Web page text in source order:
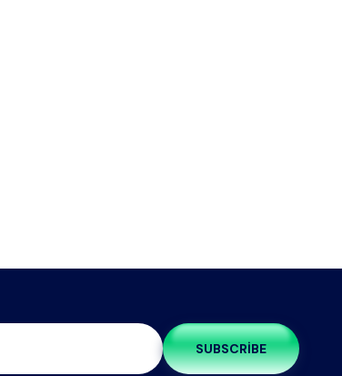
SUBSCRIBE